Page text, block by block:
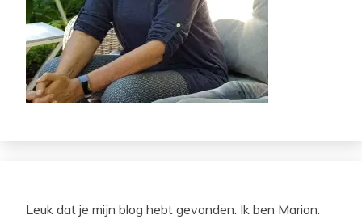
Leuk dat je mijn blog hebt gevonden. Ik ben Marion: